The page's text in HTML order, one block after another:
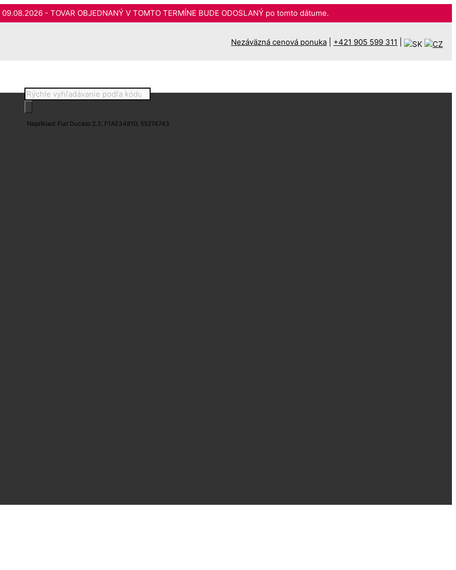
- TOVAR OBJEDNANÝ V TOMTO TERMÍNE BUDE ODOSLANÝ po tomto dátume.
Nezáväzná cenová ponuka +421 905 599 311
Products
search
Napríklad: Fiat Ducato 2.3, F1AE3481D, 55274743